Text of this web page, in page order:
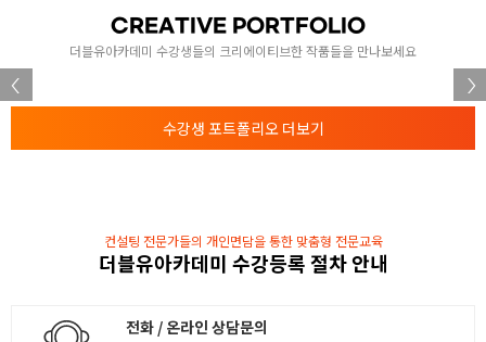
- 모듈 패키지
예외처리와 알고리즘
- 예외처리
CREATIVE PORTFOLIO
더블유아카데미 수강생들의 크리에이티브한 작품들을 만나보세요
수강생 포트폴리오 더보기
컨설팅 전문가들의 개인면담을 통한 맞춤형 전문교육
더블유아카데미 수강등록 절차 안내
전화 / 온라인 상담문의